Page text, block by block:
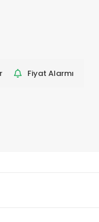
Fiyat Alarmı